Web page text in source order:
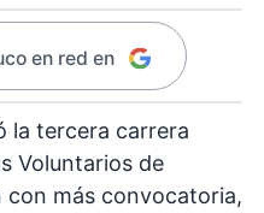
en red en
la tercera carrera
Voluntarios de
con más convocatoria,